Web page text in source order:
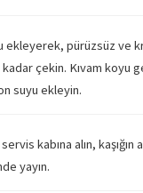
ekleyerek, pürüzsüz ve
kadar çekin. Kıvam koyu
suyu ekleyin.
kabına alın, kaşığın
yayın.